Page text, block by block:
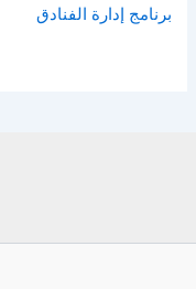
برنامج إدارة الفنادق